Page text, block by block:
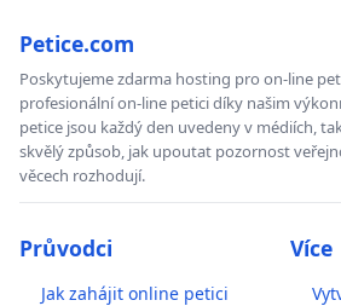
Petice.com
Poskytujeme zdarma hosting pro on-line
profesionální on-line petici díky našim
petice jsou každý den uvedeny v médiích,
skvělý způsob, jak upoutat pozornost
věcech rozhodují.
Průvodci
Jak zahájit online petici
Více